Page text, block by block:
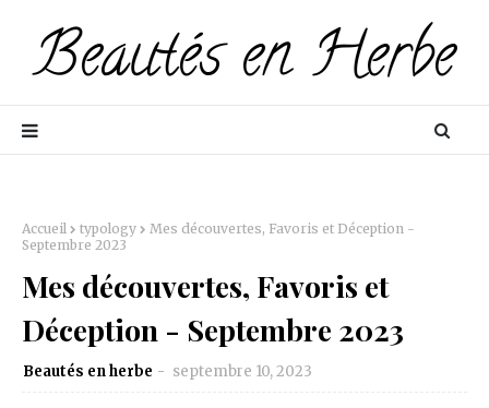
Accueil typology
Mes découvertes, Favoris et Déception -
Septembre 2023
Mes découvertes, Favoris et
Déception - Septembre 2023
Beautés en herbe septembre 10, 2023